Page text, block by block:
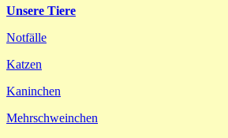
Unsere Tiere
Notfälle
Katzen
Kaninchen
Mehrschweinchen